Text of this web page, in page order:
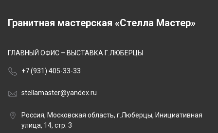
Гранитная мастерская «Стелла Мастер»
ГЛАВНЫЙ ОФИС – ВЫСТАВКА Г.ЛЮБЕРЦЫ
+7 (931) 405-33-33
stellamaster@yandex.ru
Россия, Московская область, г.Люберцы, Инициативная
улица, 14, стр. 3